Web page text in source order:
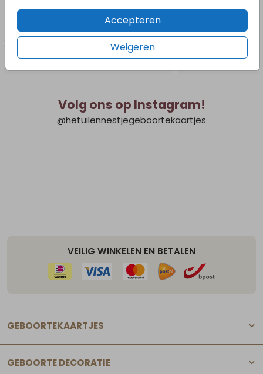
Accepteren
Weigeren
Volg ons op Instagram!
@hetuilennestjegeboortekaartjes
VEILIG WINKELEN EN BETALEN
GEBOORTEKAARTJES
GEBOORTE DECORATIE